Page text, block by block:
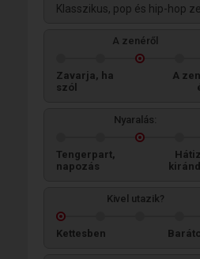
Klasszikus, pop és hip-hop
A zenéről
Zavarja, ha
szól
A
Nyaralás:
Tengerpart,
napozás
Kivel utazik?
Kettesben